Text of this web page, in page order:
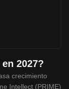
2027?
crecimiento
Intellect (PRIME)